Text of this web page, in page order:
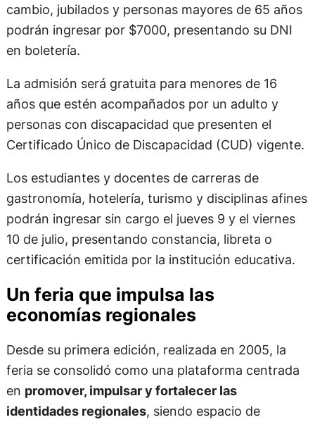
cambio, jubilados y personas mayores de 65 años
podrán ingresar por $7000, presentando su DNI
en boletería.
La admisión será gratuita para menores de 16
años que estén acompañados por un adulto y
personas con discapacidad que presenten el
Certificado Único de Discapacidad (CUD) vigente.
Los estudiantes y docentes de carreras de
gastronomía, hotelería, turismo y disciplinas afines
podrán ingresar sin cargo el jueves 9 y el viernes
10 de julio, presentando constancia, libreta o
certificación emitida por la institución educativa.
Un feria que impulsa las
economías regionales
Desde su primera edición, realizada en 2005, la
feria se consolidó como una plataforma centrada
en promover, impulsar y fortalecer las
identidades regionales, siendo espacio de